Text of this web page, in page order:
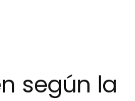
según la